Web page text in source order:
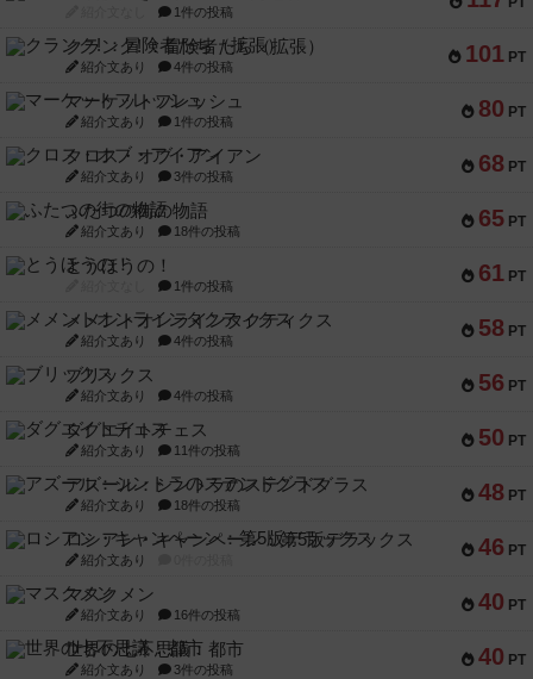
1件の投稿
101 PT
クランク! ：冒険者たち（拡張）
紹介文あり 4件の投稿
80 PT
マーケットフレッシュ
紹介文あり 1件の投稿
68 PT
クロス・オブ・アイアン
紹介文あり 3件の投稿
65 PT
ふたつの街の物語
紹介文あり 18件の投稿
61 PT
とうほうの！
1件の投稿
58 PT
メメントオンラインタクティクス
紹介文あり 4件の投稿
56 PT
ブリックス
紹介文あり 4件の投稿
50 PT
ダグエイトチェス
紹介文あり 11件の投稿
48 PT
アズール：シントラのステンドグラス
紹介文あり 18件の投稿
46 PT
ロシアン・キャンペーン：第5版デラックス
紹介文あり
40 PT
マスクメン
紹介文あり 16件の投稿
40 PT
世界の七不思議：都市
紹介文あり 3件の投稿